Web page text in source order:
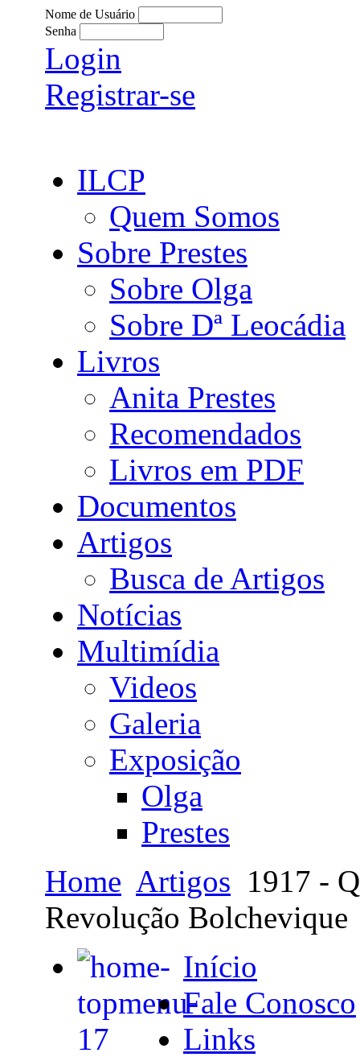
Nome de Usuário
Senha
Login
Registrar-se
ILCP
Quem Somos
Sobre Prestes
Sobre Olga
Sobre Dª Leocádia
Livros
Anita Prestes
Recomendados
Livros em PDF
Documentos
Artigos
Busca de Artigos
Notícias
Multimídia
Videos
Galeria
Exposição
Olga
Prestes
Home Artigos 1917 -
Revolução Bolchevique
Início
Fale Conosco
Links